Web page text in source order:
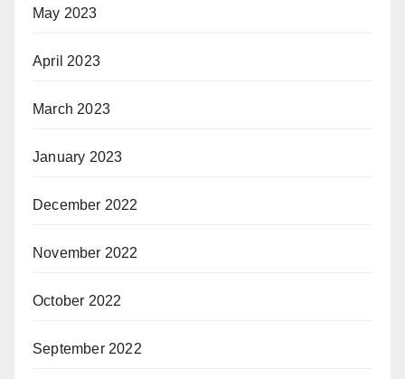
May 2023
April 2023
March 2023
January 2023
December 2022
November 2022
October 2022
September 2022